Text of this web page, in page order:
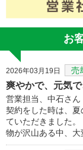
お
2026年03月19日 売
爽やかで、元気
営業担当、中石さん
契約をした時は、
ていただきました。
物が沢山ある中、